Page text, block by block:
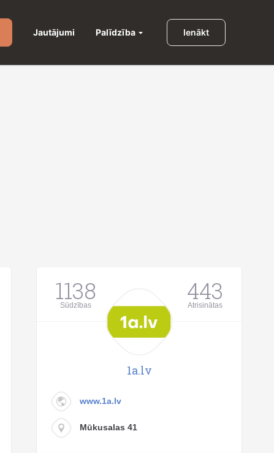
Jautājumi Palīdzība Ienākt
1138
Sūdzības 443
Atrisinātas
1a.lv
www.1a.lv
Mūkusalas 41